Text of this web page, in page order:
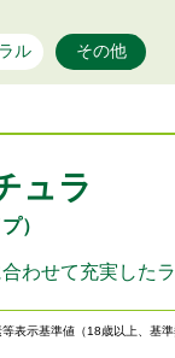
ル その他
ュラ
）
わせて充実した
等表示基準値（18歳以上、基